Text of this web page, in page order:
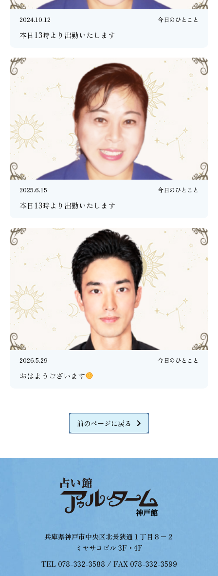
2024.10.12 今日のひとこと
本日13時より出勤いたします
2025.6.15 今日のひとこと
本日13時より出勤いたします
2026.5.29 今日のひとこと
おはようございます
前のページに戻る
兵庫県神戸市中央区北長狭通１丁目８−２
ミヤサコビル 3F・4F
TEL 078-332-3588 / FAX 078-332-3599